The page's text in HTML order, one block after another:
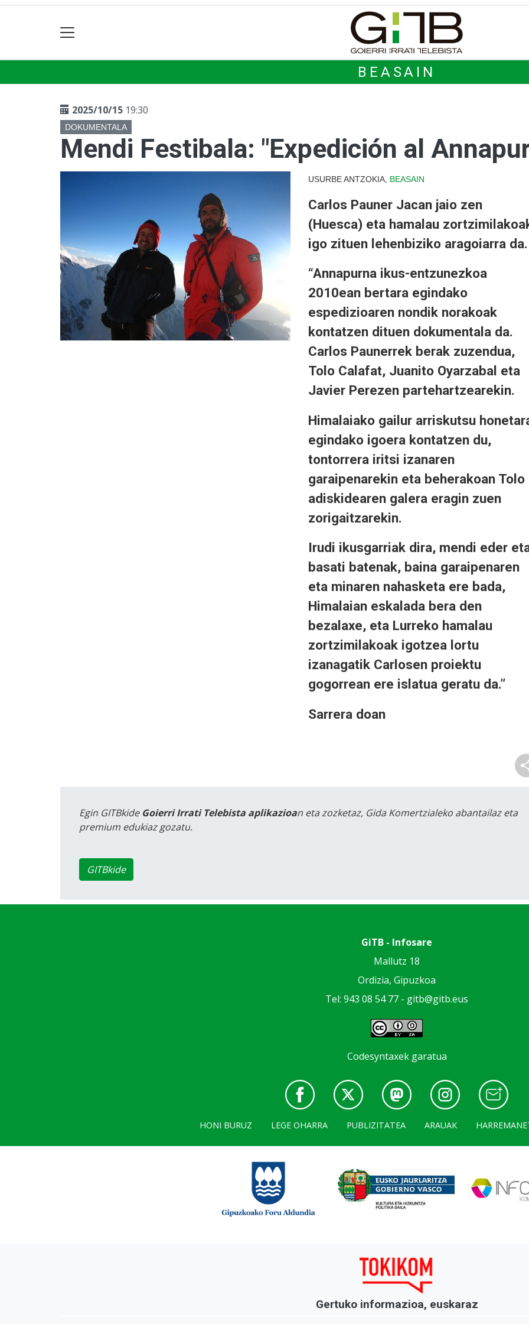
BEASAIN
2025/10/15 19:30
DOKUMENTALA
Mendi Festibala: "Expedición al
USURBE ANTZOKIA, BEASAIN
Carlos Pauner Jacan jaio zen
(Huesca) eta hamalau
igo zituen lehenbiziko aragoiarra da.
“Annapurna ikus-entzunezkoa
2010ean bertara egindako
espedizioaren nondik norakoak
kontatzen dituen dokumentala da.
Carlos Paunerrek berak zuzendua,
Tolo Calafat, Juanito Oyarzabal eta
Javier Perezen partehartzearekin.
Himalaiako gailur arriskutsu
egindako igoera kontatzen du,
tontorrera iritsi izanaren
garaipenarekin eta beherakoan Tolo
adiskidearen galera eragin zuen
zorigaitzarekin.
Irudi ikusgarriak dira, mendi eder
basati batenak, baina garaipenaren
eta minaren nahasketa ere bada,
Himalaian eskalada bera den
bezalaxe, eta Lurreko hamalau
zortzimilakoak igotzea lortu
izanagatik Carlosen proiektu
gogorrean ere islatua geratu da.”
Sarrera doan
Egin GITBkide Goierri Irrati Telebista aplikazioan eta zozketaz, Gida Komertzialeko abantailaz eta
premium edukiaz gozatu.
GITBkide
GiTB - Infosare
Mallutz 18
Ordizia, Gipuzkoa
Tel: 943 08 54 77 - gitb@gitb.eus
Codesyntaxek garatua
HONI BURUZ LEGE OHARRA PUBLIZITATEA ARAUAK
Gertuko informazioa, euskaraz